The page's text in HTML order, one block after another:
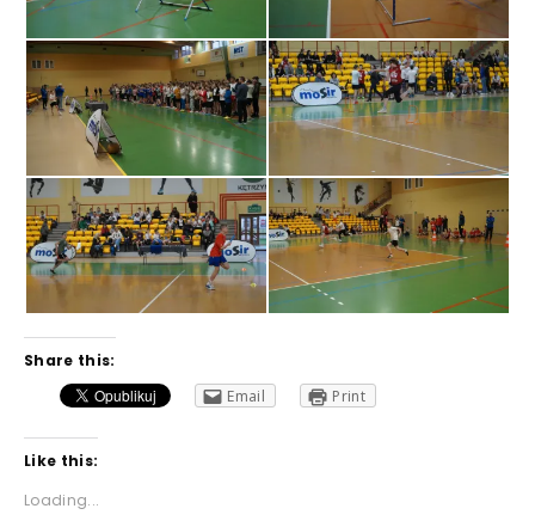
Share this:
Email
Print
Like this:
Loading...